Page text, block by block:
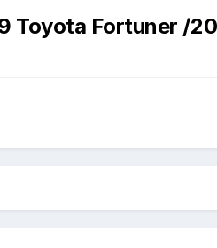
Toyota Fortuner /